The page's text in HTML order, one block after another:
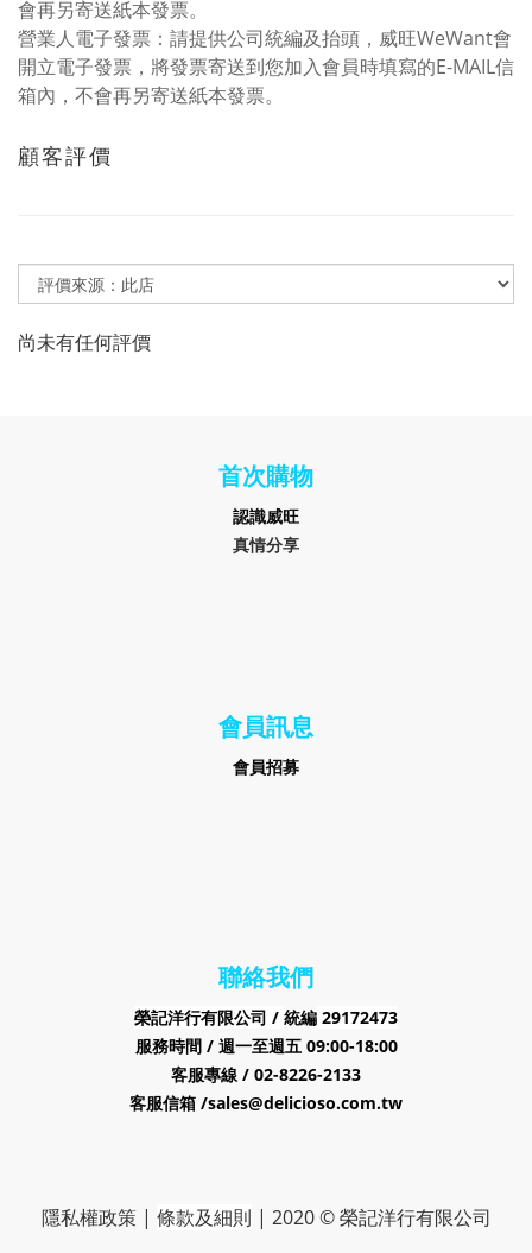
會再另寄送紙本發票。
營業人電子發票：請提供公司統編及抬頭，威旺WeWant會
開立電子發票，將發票寄送到您加入會員時填寫的E-MAIL信
箱內，不會再另寄送紙本發票。
顧客評價
尚未有任何評價
首次購物
認識威旺
真情分享
會員訊息
會員招募
聯絡我們
榮記洋行有限公司 / 統編 29172473
服務時間 / 週一至週五 09:00-18:00
客服專線 / 02-8226-2133
客服信箱 /sales@delicioso.com.tw
隱私權政策| 條款及細則 | 2020 © 榮記洋行有限公司